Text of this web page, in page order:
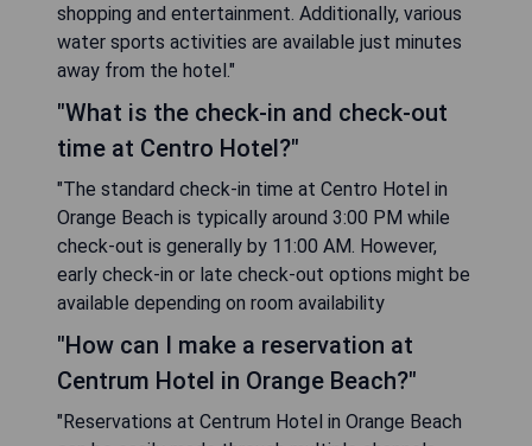
shopping and entertainment. Additionally, various
water sports activities are available just minutes
away from the hotel."
"What is the check-in and check-out
time at Centro Hotel?"
"The standard check-in time at Centro Hotel in
Orange Beach is typically around 3:00 PM while
check-out is generally by 11:00 AM. However,
early check-in or late check-out options might be
available depending on room availability
"How can I make a reservation at
Centrum Hotel in Orange Beach?"
"Reservations at Centrum Hotel in Orange Beach